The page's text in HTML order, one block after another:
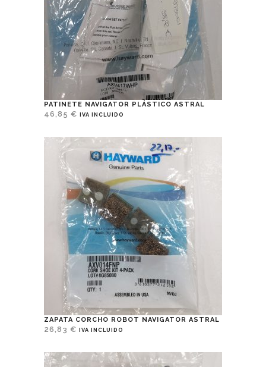
PATINETE NAVIGATOR PLÁSTICO ASTRAL
46,85 € IVA INCLUIDO
ZAPATA CORCHO ROBOT NAVIGATOR ASTRAL
26,83 € IVA INCLUIDO